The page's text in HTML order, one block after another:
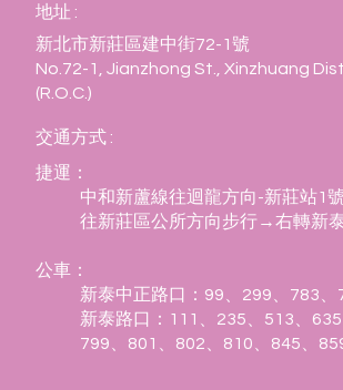
​地址 :
新北市新莊區建中街72-1號
No.72-1, Jianzhong St., Xinzhuang
(R.O.C.)
交通方式 :
捷運：
中和新蘆線往迴龍方向-新莊站1
往新莊區公所方向步行→右轉新
​公車：
新泰中正路口：99、299、783
新泰路口：111、235、513、
799、801、802、810、845、